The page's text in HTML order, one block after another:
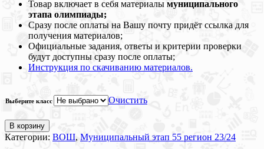
Товар включает в себя материалы муниципального
этапа олимпиады;
Сразу после оплаты на Вашу почту придёт ссылка для
получения материалов;
Официальные задания, ответы и критерии проверки
будут доступны сразу после оплаты;
Инструкция по скачиванию материалов.
Выберите класс Очистить
В корзину
Категории: ВОШ, Муниципальный этап 55 регион 23/24